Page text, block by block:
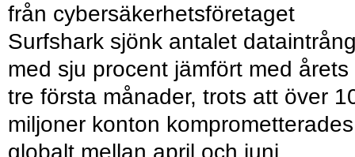
från cybersäkerhetsföretaget
Surfshark sjönk antalet
med sju procent jämfört med årets
tre första månader, trots att över
miljoner konton komprometterades